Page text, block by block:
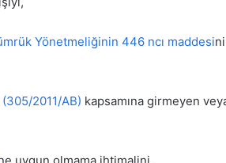
Yönetmeliğinin 446 ncı maddesi
2011/AB) kapsamına girmeyen
uygun olmama ihtimalini,